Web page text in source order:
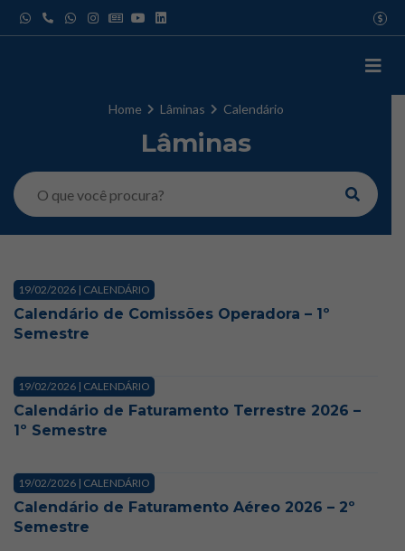
para
Home Lâminas Calendário
Lâminas
19/02/2026 | CALENDÁRIO
Calendário de Comissões Operadora – 1º
Semestre
19/02/2026 | CALENDÁRIO
Calendário de Faturamento Terrestre 2026 –
1º Semestre
19/02/2026 | CALENDÁRIO
Calendário de Faturamento Aéreo 2026 – 2º
Semestre